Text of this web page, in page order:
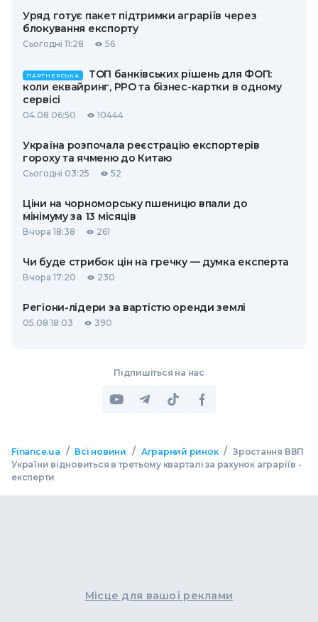
Уряд готує пакет підтримки аграріїв через
блокування експорту
Сьогодні 11:28 56
ПАРТНЕРСЬКА
ТОП банківських рішень для ФОП:
коли еквайринг, РРО та бізнес-картки в одному
сервісі
04.08 06:50 10444
Україна розпочала реєстрацію експортерів
гороху та ячменю до Китаю
Сьогодні 03:25 52
Ціни на чорноморську пшеницю впали до
мінімуму за 13 місяців
Вчора 18:38 261
Чи буде стрибок цін на гречку — думка експерта
Вчора 17:20 230
Регіони-лідери за вартістю оренди землі
05.08 18:03 390
Підпишіться на нас
Finance.ua / Всі новини / Аграрний ринок / Зростання ВВП
України відновиться в третьому кварталі за рахунок аграріїв -
експерти
Місце для вашої реклами